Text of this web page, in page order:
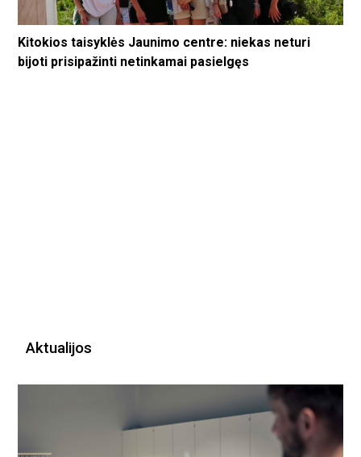
Kitokios taisyklės Jaunimo centre: niekas neturi
bijoti prisipažinti netinkamai pasielgęs
Aktualijos